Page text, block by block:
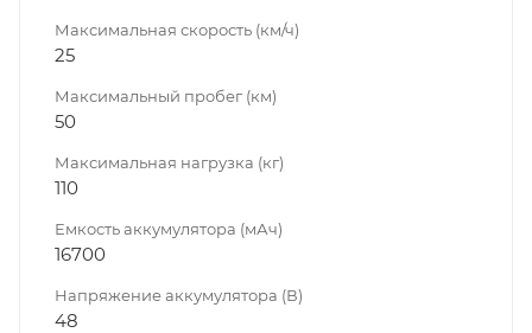
Максимальная скорость (км/ч)
25
Максимальный пробег (км)
50
Максимальная нагрузка (кг)
110
Емкость аккумулятора (мАч)
16700
Напряжение аккумулятора (В)
48